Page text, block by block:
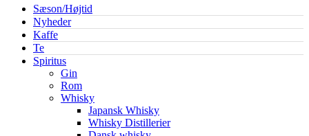
Sæson/Højtid
Nyheder
Kaffe
Te
Spiritus
Gin
Rom
Whisky
Japansk Whisky
Whisky Distillerier